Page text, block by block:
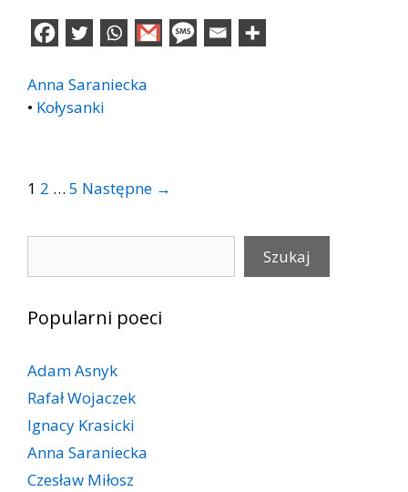
Anna Saraniecka
• Kołysanki
Post
1 2 … 5 Następne →
Szukaj
Popularni poeci
Adam Asnyk
Rafał Wojaczek
Ignacy Krasicki
Anna Saraniecka
Czesław Miłosz